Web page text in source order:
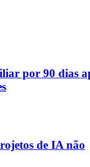
por 90 dias
de IA não